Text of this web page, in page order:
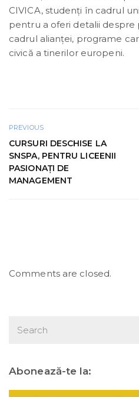
CIVICA, studenți în cadrul
pentru a oferi detalii
cadrul alianței, programe
civică a tinerilor europeni.
PREVIOUS
CURSURI DESCHISE LA
SNSPA, PENTRU LICEENII
PASIONAȚI DE
MANAGEMENT
Comments are closed.
Abonează-te la: